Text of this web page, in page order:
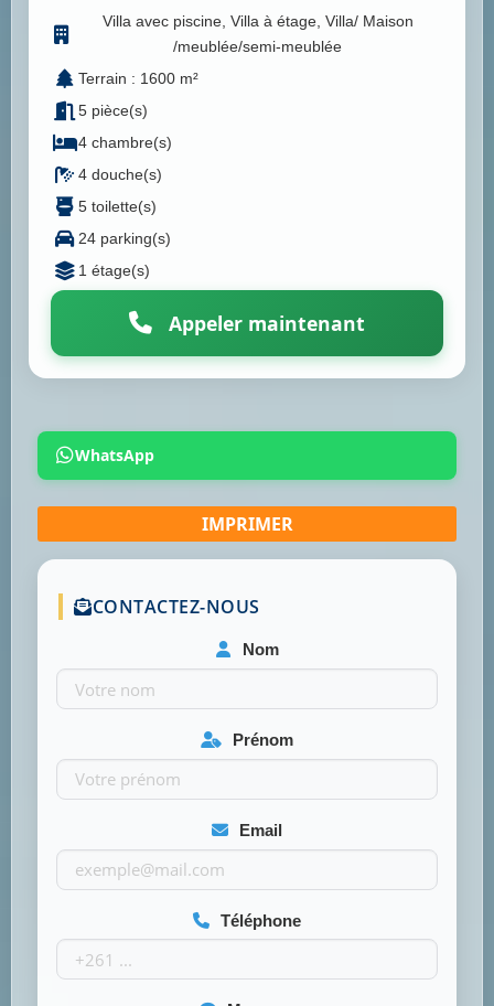
Villa avec piscine, Villa à étage, Villa/ Maison
/meublée/semi-meublée
Terrain : 1600 m²
5 pièce(s)
4 chambre(s)
4 douche(s)
5 toilette(s)
24 parking(s)
1 étage(s)
Appeler maintenant
WhatsApp
CONTACTEZ-NOUS
Nom
Prénom
Email
Téléphone